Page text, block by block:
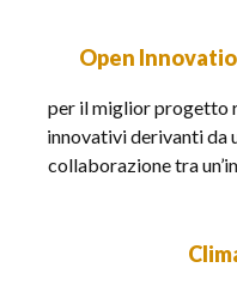
Open
per il miglior progetto
innovativi derivanti da
collaborazione tra